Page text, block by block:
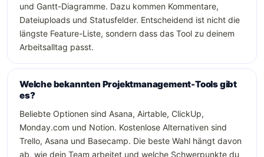
und Gantt-Diagramme. Dazu kommen Kommentare,
Dateiuploads und Statusfelder. Entscheidend ist nicht die
längste Feature-Liste, sondern dass das Tool zu deinem
Arbeitsalltag passt.
Welche bekannten Projektmanagement-Tools gibt
es?
Beliebte Optionen sind Asana, Airtable, ClickUp,
Monday.com und Notion. Kostenlose Alternativen sind
Trello, Asana und Basecamp. Die beste Wahl hängt davon
ab, wie dein Team arbeitet und welche Schwerpunkte du